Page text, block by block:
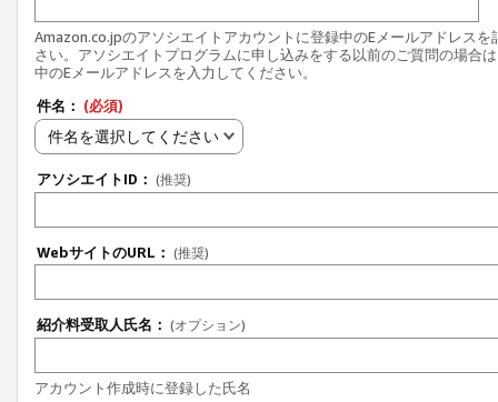
Amazon.co.jpのアソシエイトアカウントに登録中のEメールアドレスを
さい。アソシエイトプログラムに申し込みをする以前のご質問の場合
中のEメールアドレスを入力してください。
件名： (必須)
件名を選択してください
アソシエイトID： (推奨)
WebサイトのURL： (推奨)
紹介料受取人氏名： (オプション)
アカウント作成時に登録した氏名